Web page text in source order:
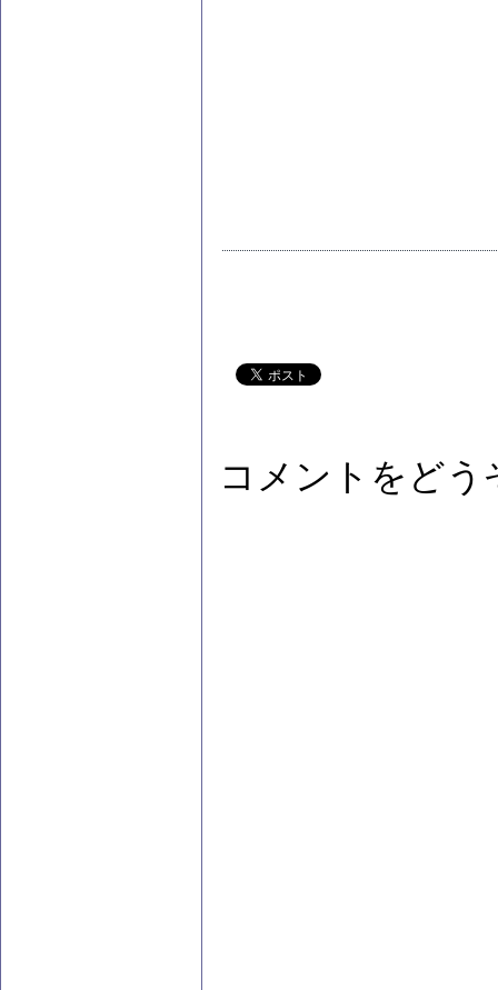
コメントをどう